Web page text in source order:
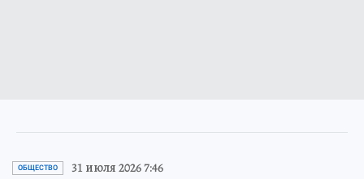
ОБЩЕСТВО 31 июля 2026 7:46